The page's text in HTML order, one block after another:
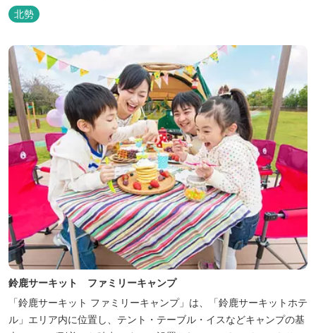
はじめ、ファミリーにおすすめのキッズ・ベビーにやさしいこだわ
りの詰まった「サーキット キッズルーム」「コチラファミリールー
さま連れでも安心し...
北勢
鈴鹿サーキット ファミリーキャンプ
「鈴鹿サーキット ファミリーキャンプ」は、「鈴鹿サーキットホテ
ル」エリア内に位置し、テント・テーブル・イスなどキャンプの基